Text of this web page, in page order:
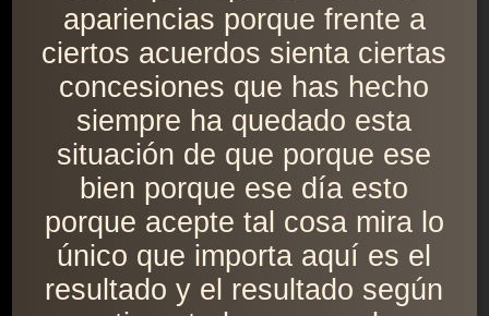
apariencias porque frente a
ciertos acuerdos sienta ciertas
concesiones que has hecho
siempre ha quedado esta
situación de que porque ese
bien porque ese día esto
porque acepte tal cosa mira lo
único que importa aquí es el
resultado y el resultado según